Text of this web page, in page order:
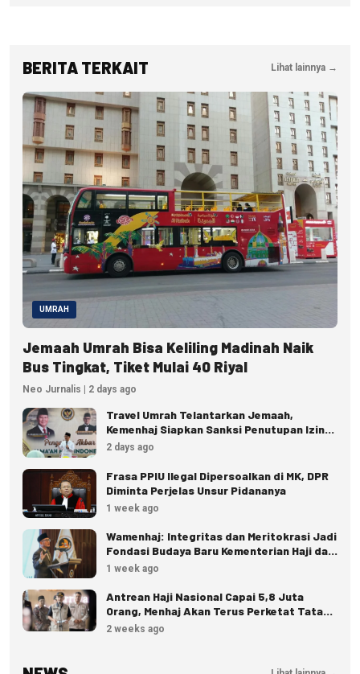
BERITA TERKAIT Lihat lainnya →
UMRAH
Jemaah Umrah Bisa Keliling Madinah Naik
Bus Tingkat, Tiket Mulai 40 Riyal
Neo Jurnalis | 2 days ago
Travel Umrah Telantarkan Jemaah,
Kemenhaj Siapkan Sanksi Penutupan Izin
hingga Pidana
2 days ago
Frasa PPIU Ilegal Dipersoalkan di MK, DPR
Diminta Perjelas Unsur Pidananya
1 week ago
Wamenhaj: Integritas dan Meritokrasi Jadi
Fondasi Budaya Baru Kementerian Haji dan
Umrah
1 week ago
Antrean Haji Nasional Capai 5,8 Juta
Orang, Menhaj Akan Terus Perketat Tata
Kelola
2 weeks ago